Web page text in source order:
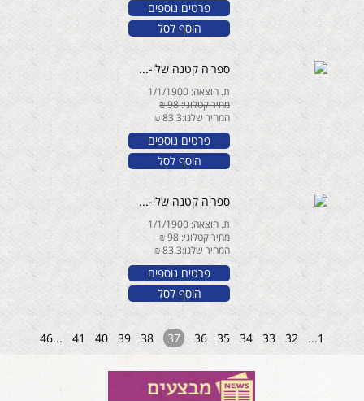
פרטים נוספים
הוסף לסל
ספריה קטנה שלי-...
ת. הוצאה: 1/1/1900
מחיר קטלוגי: 98 ₪
המחיר שלנו:83.3 ₪
פרטים נוספים
הוסף לסל
ספריה קטנה שלי-...
ת. הוצאה: 1/1/1900
מחיר קטלוגי: 98 ₪
המחיר שלנו:83.3 ₪
פרטים נוספים
הוסף לסל
1
...
32
33
34
35
36
37
38
39
40
41
...
46